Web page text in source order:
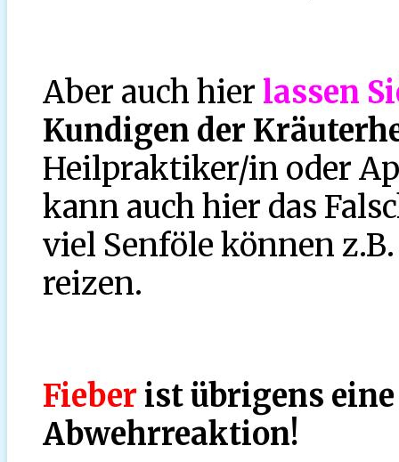
Aber auch hier lassen
Kundigen der
Heilpraktiker/in oder
kann auch hier das
viel Senföle können
reizen.
Fieber ist übrigens
Abwehrreaktion!